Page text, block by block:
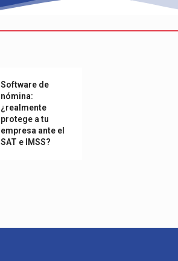
Software de
nómina:
¿realmente
protege a tu
empresa ante el
SAT e IMSS?